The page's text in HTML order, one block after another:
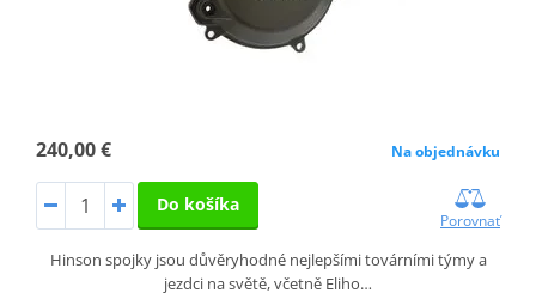
240,00 € Na objednávku
Do košíka
Porovnať
Hinson spojky jsou důvěryhodné nejlepšími továrními týmy a
jezdci na světě, včetně Eliho…